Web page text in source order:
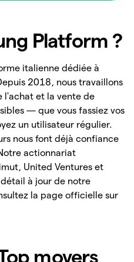
Platform ?
italienne dédiée à
2018, nous travaillons
l'achat et la vente de
— que vous fassiez vos
un utilisateur régulier.
nous font déjà confiance
actionnariat
United Ventures et
à jour de notre
la page officielle sur
movers